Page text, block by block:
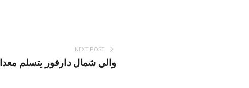
NEXT POST
والي شمال دارفور يتسلم